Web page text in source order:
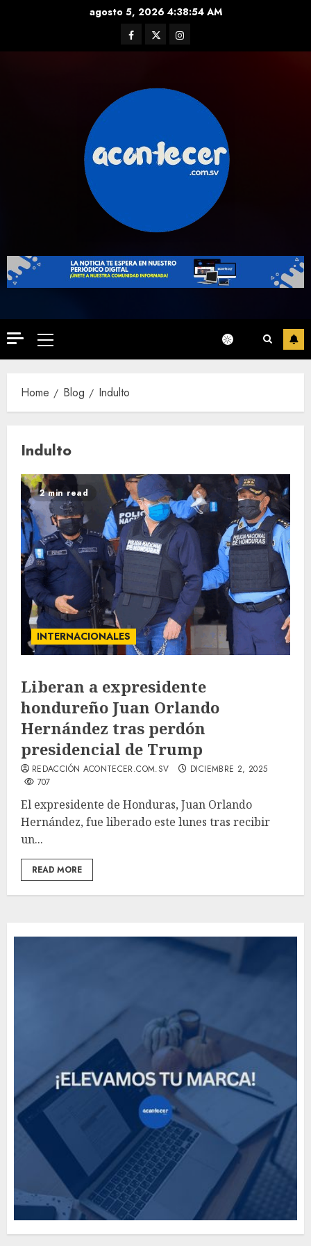
agosto 5, 2026 4:38:54 AM
Facebook
TwitterInstagram
Primary
Menu
Home Blog Indulto
Indulto
2 min read
INTERNACIONALES
Liberan a expresidente
hondureño Juan Orlando
Hernández tras perdón
presidencial de Trump
REDACCIÓN ACONTECER.COM.SV
DICIEMBRE 2, 2025
707
El expresidente de Honduras, Juan Orlando
Hernández, fue liberado este lunes tras recibir
un...
READ MORE
Need to Know About the
Classic Cars in a Retro